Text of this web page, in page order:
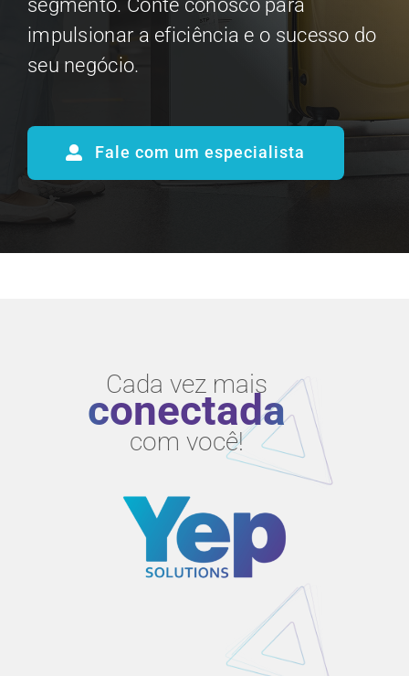
segmento. Conte conosco para
impulsionar a eficiência e o sucesso do
seu negócio.
Fale com um especialista
Cada vez mais
conectada
com você!